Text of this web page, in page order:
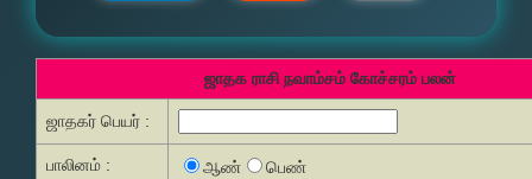
ஜாதக ராசி நவாம்சம் கோச்சரம் பலன்
ஜாதகர் பெயர் :
பாலினம் : ஆண் பெண்